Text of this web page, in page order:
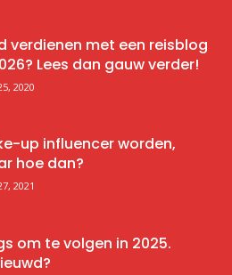
verdienen met een reisblog
Lees dan gauw verder!
2020
up influencer worden,
hoe dan?
2021
om te volgen in 2025.